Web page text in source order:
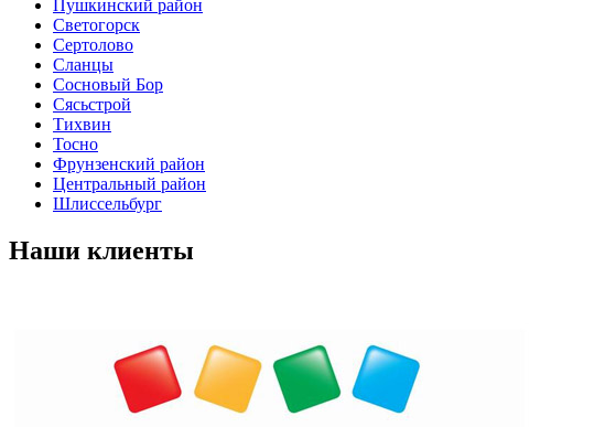
Пушкинский район
Светогорск
Сертолово
Сланцы
Сосновый Бор
Сясьстрой
Тихвин
Тосно
Фрунзенский район
Центральный район
Шлиссельбург
Наши клиенты